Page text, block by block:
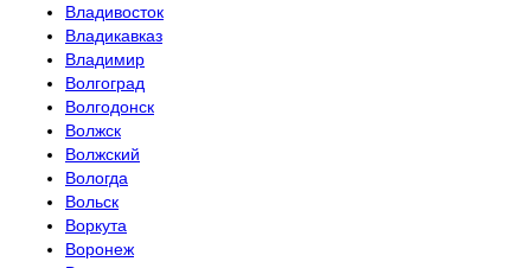
Владивосток
Владикавказ
Владимир
Волгоград
Волгодонск
Волжск
Волжский
Вологда
Вольск
Воркута
Воронеж